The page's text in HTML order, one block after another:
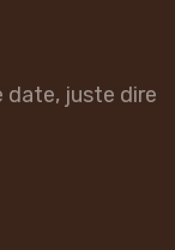
date, juste dire